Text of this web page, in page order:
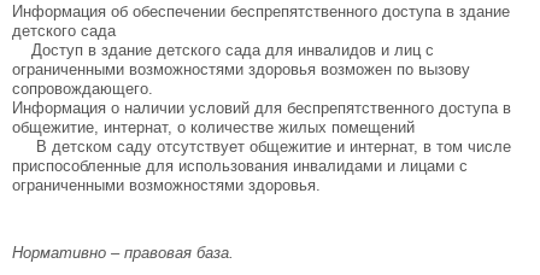
Информация об обеспечении беспрепятственного доступа в здание
детского сада
Доступ в здание детского сада для инвалидов и лиц с
ограниченными возможностями здоровья возможен по вызову
сопровождающего.
Информация о наличии условий для беспрепятственного доступа в
общежитие, интернат, о количестве жилых помещений
В детском саду отсутствует общежитие и интернат, в том числе
приспособленные для использования инвалидами и лицами с
ограниченными возможностями здоровья.
Нормативно – правовая база.